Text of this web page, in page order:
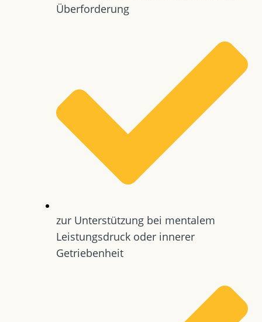
Überforderung
zur Unterstützung bei mentalem
Leistungsdruck oder innerer
Getriebenheit